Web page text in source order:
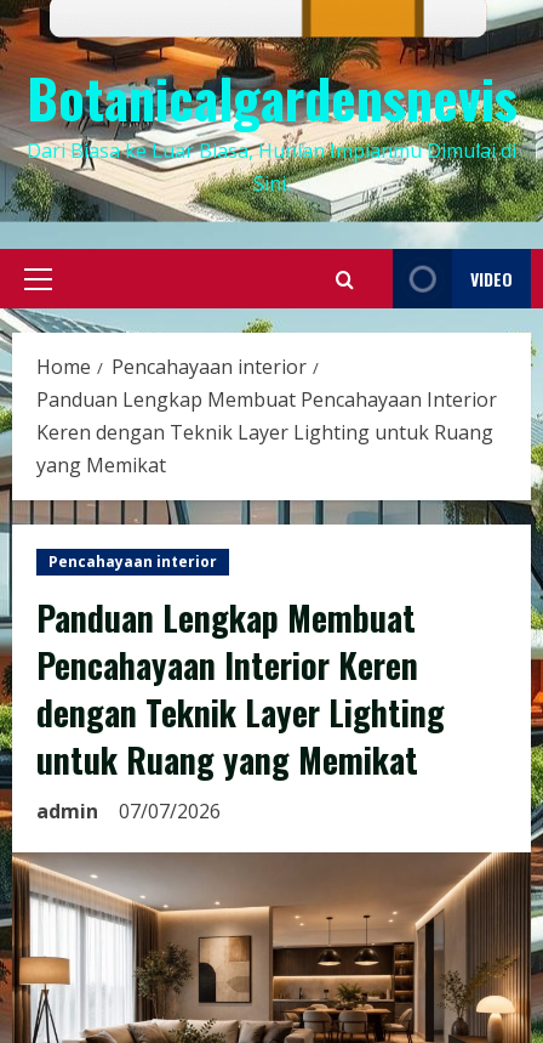
Botanicalgardensnevis
Dari Biasa ke Luar Biasa, Hunian Impianmu Dimulai di
Sini.
Primary
Menu
VIDEO
Home
Pencahayaan interior
Panduan Lengkap Membuat Pencahayaan Interior
Keren dengan Teknik Layer Lighting untuk Ruang
yang Memikat
Pencahayaan interior
Panduan Lengkap Membuat
Pencahayaan Interior Keren
dengan Teknik Layer Lighting
untuk Ruang yang Memikat
admin 07/07/2026